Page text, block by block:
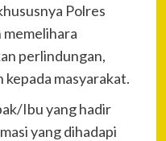
Polres
memelihara
perlindungan,
kepada masyarakat.
Ibu yang hadir
yang dihadapi